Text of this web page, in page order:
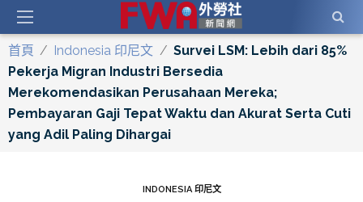
首頁 / Indonesia 印尼文 / Survei LSM: Lebih dari 85%
Pekerja Migran Industri Bersedia
Merekomendasikan Perusahaan Mereka;
Pembayaran Gaji Tepat Waktu dan Akurat Serta Cuti
yang Adil Paling Dihargai
INDONESIA 印尼文